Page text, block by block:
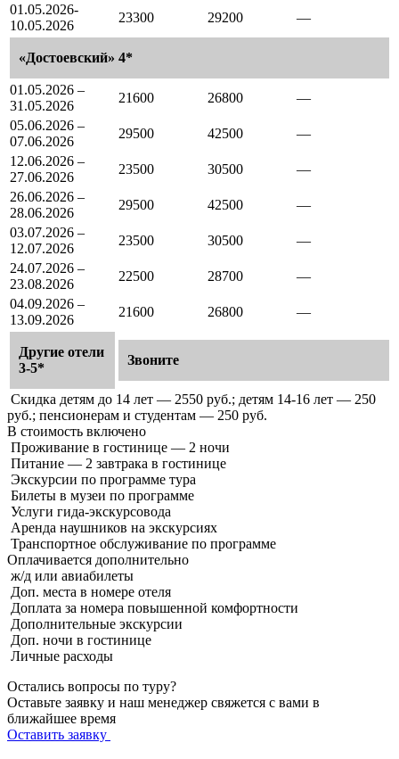
01.05.2026-
10.05.2026
23300 29200 —
«Достоевский» 4*
01.05.2026 –
31.05.2026
21600 26800
—
05.06.2026 –
07.06.2026
29500 42500
—
12.06.2026 –
27.06.2026
23500 30500
—
26.06.2026 –
28.06.2026
29500 42500
—
03.07.2026 –
12.07.2026
23500 30500
—
24.07.2026 –
23.08.2026
22500 28700
—
04.09.2026 –
13.09.2026
21600 26800 —
Другие отели
3-5*
Звоните
Скидка детям до 14 лет — 2550 руб.; детям 14-16 лет — 250
руб.; пенсионерам и студентам — 250 руб.
В стоимость включено
Проживание в гостинице — 2 ночи
Питание — 2 завтрака в гостинице
Экскурсии по программе тура
Билеты в музеи по программе
Услуги гида-экскурсовода
Аренда наушников на экскурсиях
Транспортное обслуживание по программе
Оплачивается дополнительно
ж/д или авиабилеты
Доп. места в номере отеля
Доплата за номера повышенной комфортности
Дополнительные экскурсии
Доп. ночи в гостинице
Личные расходы
Остались вопросы по туру?
Оставьте заявку и наш менеджер свяжется с вами в
ближайшее время
Оставить заявку